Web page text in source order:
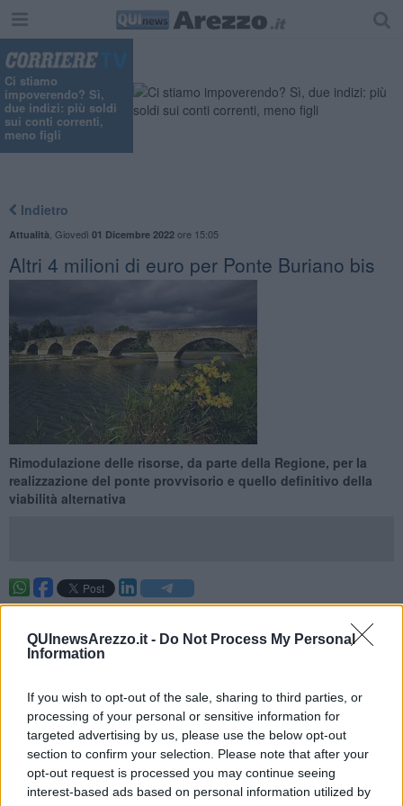
QUInewsArezzo.it - Do Not Process My Personal
Information
If you wish to opt-out of the sale, sharing to third parties, or
processing of your personal or sensitive information for
targeted advertising by us, please use the below opt-out
section to confirm your selection. Please note that after your
opt-out request is processed you may continue seeing
interest-based ads based on personal information utilized by
Ci stiamo
impoverendo? Sì,
due indizi: più soldi
sui conti correnti,
meno figli
Indietro
Attualità Giovedì 01 Dicembre 2022ore 15:05
Altri 4 milioni di euro per Ponte Buriano bis
Rimodulazione delle risorse, da parte della Regione, per la
realizzazione del ponte provvisorio e quello definitivo della
viabilità alternativa
AREZZO —Rimodulazione di risorse sia per la realizzazione del
ponte provvisorio allo storico ponte ‘Buriano’
, ma anche per la
progettazione delponte definitivo che sostituirà il Ponte della
pedonale.
Tutto ciò attraverso una delibera proposta dall’assessore regionale
alla mobilità e alle infrastrutture Stefano Baccellicon la quale la
giunta prende atto e approva la r
imodulazione delle risorse
valere sul Piano operativo di sviluppo e coesione 2014-2020 - già
approvato dalla stessa Giunta e dal ministero delle infrastrutture -e